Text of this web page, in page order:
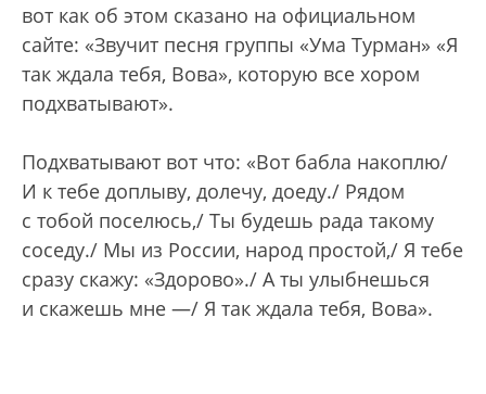
вот как об этом сказано на официальном
сайте: «Звучит песня группы «Ума Турман» «Я
так ждала тебя, Вова», которую все хором
подхватывают».
Подхватывают вот что: «Вот бабла накоплю/
И к тебе доплыву, долечу, доеду./ Рядом
с тобой поселюсь,/ Ты будешь рада такому
соседу./ Мы из России, народ простой,/ Я тебе
сразу скажу: «Здорово»./ А ты улыбнешься
и скажешь мне —/ Я так ждала тебя, Вова».